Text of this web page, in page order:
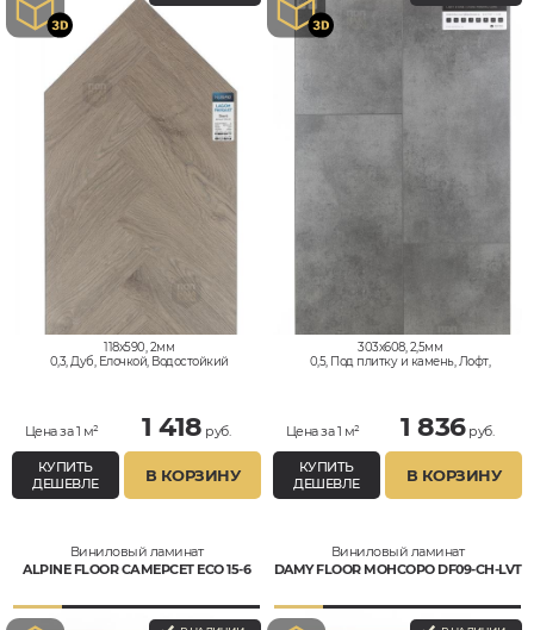
118x590, 2мм
0,3, Дуб, Елочкой, Водостойкий
Цена за 1 м² 1 418 руб.
КУПИТЬ
ДЕШЕВЛЕ
В КОРЗИНУ
303x608, 2,5мм
0,5, Под плитку и камень, Лофт,
Цена за 1 м² 1 836руб.
КУПИТЬ
ДЕШЕВЛЕ
В КОРЗИНУ
Виниловый ламинат
ALPINE FLOOR САМЕРСЕТ ЕСО 15-6
Виниловый ламинат
DAMY FLOOR МОНСОРО DF09-CH-LVT